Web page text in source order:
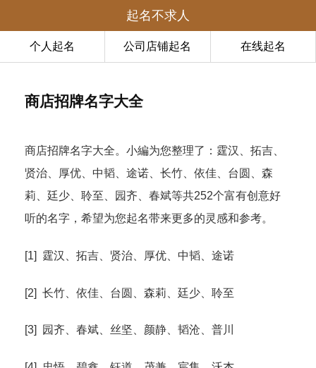
起名不求人
个人起名 公司店铺起名 在线起名
商店招牌名字大全
商店招牌名字大全。小編为您整理了：霆汉、拓吉、
贤治、厚优、中韬、途诺、长竹、依佳、台圆、森
莉、廷少、聆至、园齐、春斌等共252个富有创意好
听的名字，希望为您起名带来更多的灵感和参考。
[1] 霆汉、拓吉、贤治、厚优、中韬、途诺
[2] 长竹、依佳、台圆、森莉、廷少、聆至
[3] 园齐、春斌、丝坚、颜静、韬沧、普川